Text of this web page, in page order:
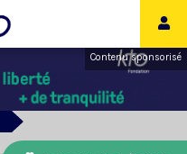
Contenu sponsorisé